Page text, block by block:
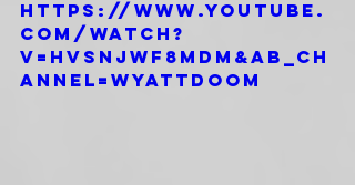
https://www.youtube.
com/watch?
v=HVSnJWf8MdM&ab_ch
annel=WyattDoom